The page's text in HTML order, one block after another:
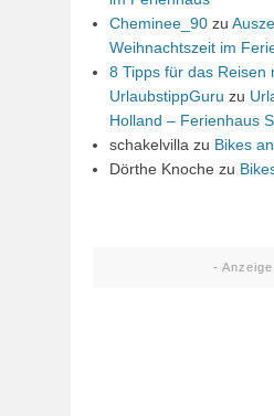
Cheminee_90 zu
Weihnachtszeit im
8 Tipps für das Reisen
UrlaubstippGuru zu
Holland – Ferienhaus
schakelvilla zu Bikes
Dörthe Knoche zu
- Anzeige